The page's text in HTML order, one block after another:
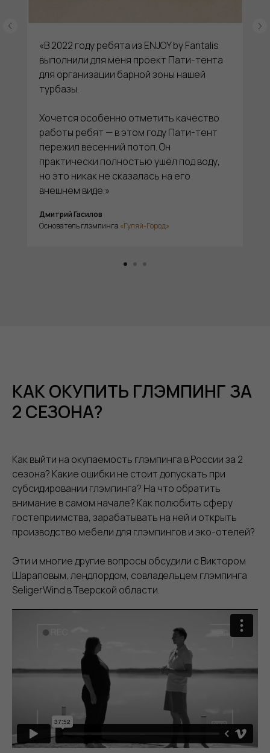
«В 2022 году ребята из ENJOY by Fantalis
выполнили для меня проект Пати-тента
для организации барной зоны нашей
турбазы.
Хочется особенно отметить качество
работы ребят — в этом году Пати-тент
пережил весенний потоп. Он
практически полностью ушёл под воду,
но это никак не сказалась на его
внешнем виде.»
Дмитрий Гасилов
Основатель глэмпинга «Гуляй-Город»
КАК ОКУПИТЬ ГЛЭМПИНГ ЗА
2 СЕЗОНА?
Как выйти на окупаемость глэмпинга в России за 2
сезона? Какие ошибки не стоит допускать при
субсидировании глэмпинга? На что обратить
внимание в самом начале? Как полюбить сферу
гостеприимства, зарабатывать на ней и открыть
производство мебели для глэмпингов и эко-отелей?
Эти и многие другие вопросы обсудили с Виктором
Шараповым, лендлордом, совладельцем глэмпинга
SeligerWind в Тверской области.